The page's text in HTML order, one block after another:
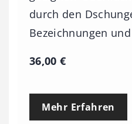
durch den
Bezeichnungen
36,00€
Mehr Erfahren